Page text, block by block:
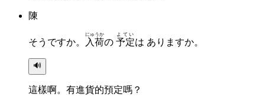
陳
そうですか。 入荷
にゅうか
の 予定
よてい
は ありますか。
🔊
這樣啊。有進貨的預定嗎？